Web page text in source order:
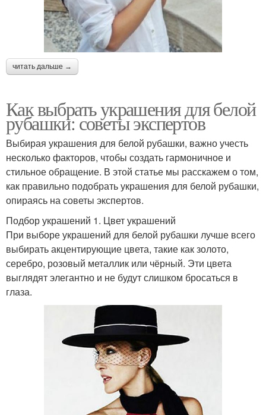
читать дальше →
Как выбрать украшения для белой
рубашки: советы экспертов
Выбирая украшения для белой рубашки, важно учесть
несколько факторов, чтобы создать гармоничное и
стильное обращение. В этой статье мы расскажем о том,
как правильно подобрать украшения для белой рубашки,
опираясь на советы экспертов.
Подбор украшений 1. Цвет украшений
При выборе украшений для белой рубашки лучше всего
выбирать акцентирующие цвета, такие как золото,
серебро, розовый металлик или чёрный. Эти цвета
выглядят элегантно и не будут слишком бросаться в
глаза.